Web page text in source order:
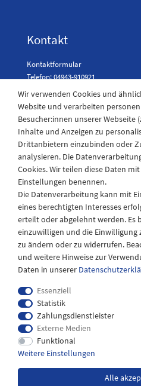
Kontakt
Kontaktformular
Telefon: 04943-910921
Laden Öffnungszeiten
Montag - Freitag
08:30 - 12:30 und 13.00 - 17.30
Samstags
08:30 bis 12:30 Uhr
Impressum
Widerrufs­recht
Wir verwenden Cookies und
Website und verarbeiten
Besucher:innen unserer Webseite
Inhalte und Anzeigen zu
Drittanbietern einzubinden oder
analysieren. Die
Cookies. Wir teilen diese Daten
Einstellungen benennen.
Die Datenverarbeitung kann mit
eines berechtigten Interesses
erteilt oder abgelehnt werden. Es
einzuwilligen und die
zu ändern oder zu widerrufen.
und weitere Hinweise zur
Daten in unserer
Essenziell
Statistik
Zahlungsdienstleister
Externe Medien
Funktional
Weitere Einstellungen
Alle